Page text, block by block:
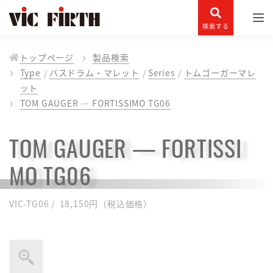
検索する
トップページ
製品検索
Type
バスドラム・マレット Series
トムゴーガーマレ
ット
TOM GAUGER — FORTISSIMO TG06
TOM GAUGER — FORTISSI
MO TG06
VIC-TG06 / 18,150円（税込価格）